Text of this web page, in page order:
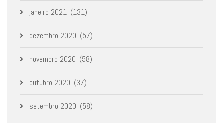
janeiro 2021 (131)
dezembro 2020 (57)
novembro 2020 (58)
outubro 2020 (37)
setembro 2020 (58)